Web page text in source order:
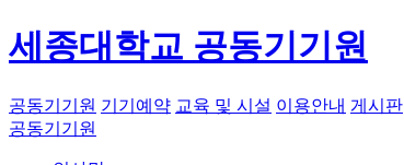
세종대학교 공동기기원
공동기기원 기기예약 교육 및 시설 이용안내 게시판
공동기기원